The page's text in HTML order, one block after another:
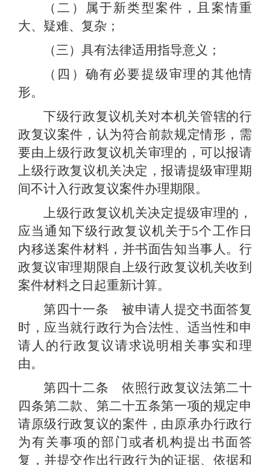
（二）属于新类型案件，且案情重
大、疑难、复杂；
（三）具有法律适用指导意义；
（四）确有必要提级审理的其他情
形。
下级行政复议机关对本机关管辖的行
政复议案件，认为符合前款规定情形，需
要由上级行政复议机关审理的，可以报请
上级行政复议机关决定，报请提级审理期
间不计入行政复议案件办理期限。
上级行政复议机关决定提级审理的，
应当通知下级行政复议机关于5个工作日
内移送案件材料，并书面告知当事人。行
政复议审理期限自上级行政复议机关收到
案件材料之日起重新计算。
第四十一条 被申请人提交书面答复
时，应当就行政行为合法性、适当性和申
请人的行政复议请求说明相关事实和理
由。
第四十二条 依照行政复议法第二十
四条第二款、第二十五条第一项的规定申
请原级行政复议的案件，由原承办行政行
为有关事项的部门或者机构提出书面答
复，并提交作出行政行为的证据、依据和